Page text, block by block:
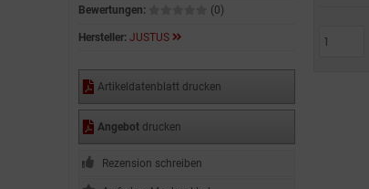
Bewertungen: (0)
Hersteller: JUSTUS
Artikeldatenblatt drucken
Angebotdrucken
Rezension schreiben